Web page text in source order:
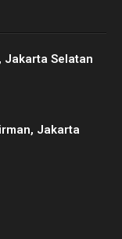
Jakarta Selatan
Jakarta